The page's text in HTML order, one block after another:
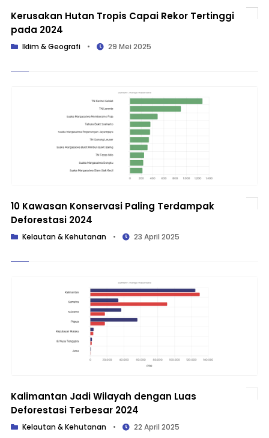
Kerusakan Hutan Tropis Capai Rekor Tertinggi
pada 2024
Iklim & Geografi • 29 Mei 2025
10 Kawasan Konservasi Paling Terdampak
Deforestasi 2024
Kelautan & Kehutanan • 23 April 2025
Kalimantan Jadi Wilayah dengan Luas
Deforestasi Terbesar 2024
Kelautan & Kehutanan • 22 April 2025